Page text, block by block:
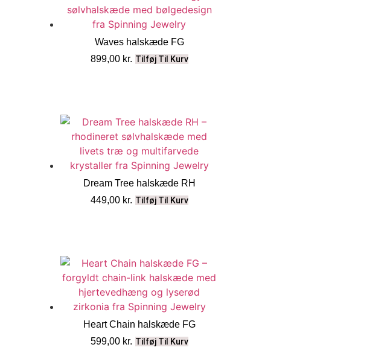
Waves halskæde FG
899,00 kr. Tilføj Til Kurv
Dream Tree halskæde RH
449,00 kr. Tilføj Til Kurv
Heart Chain halskæde FG
599,00 kr. Tilføj Til Kurv